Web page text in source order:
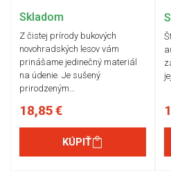
Skladom
Z čistej prírody bukových
novohradských lesov vám
prinášame jedinečný materiál
na údenie. Je sušený
prirodzeným…
18,85 €
KÚPIŤ